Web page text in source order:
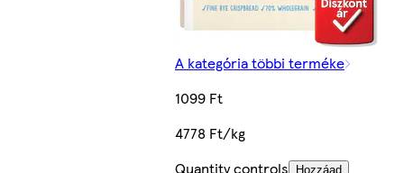
A kategória többi terméke
1099 Ft
4778 Ft/kg
Quantity controls
Hozzáad